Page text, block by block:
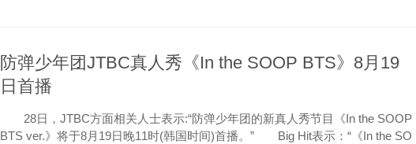
防弹少年团JTBC真人秀《In the SOOP BTS》8月19
日首播
28日，JTBC方面相关人士表示:“防弹少年团的新真人秀节目《In the SOOP
BTS ver.》将于8月19日晚11时(韩国时间)首播。” Big Hit表示：“《In the SO